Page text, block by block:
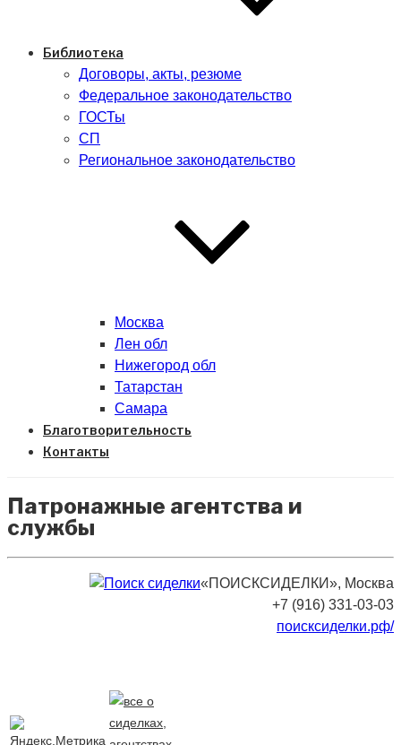
Библиотека
Договоры, акты, резюме
Федеральное законодательство
ГОСТы
СП
Региональное законодательство
Москва
Лен обл
Нижегород обл
Татарстан
Самара
Благотворительность
Контакты
Патронажные агентства и
службы
«ПОИСКСИДЕЛКИ», Москва
+7 (916) 331-03-03
поисксиделки.рф/